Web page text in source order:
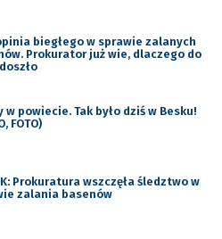
biegłego w sprawie zalanych
Prokurator już wie, dlaczego do
w powiecie. Tak było dziś w Besku!
FOTO)
Prokuratura wszczęła śledztwo w
zalania basenów